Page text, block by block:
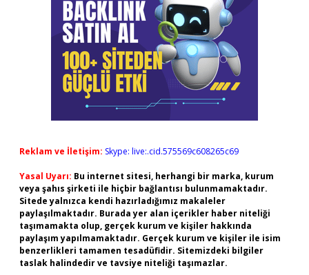
Reklam ve İletişim: Skype: live:.cid.575569c608265c69
Yasal Uyarı: Bu internet sitesi, herhangi bir marka, kurum
veya şahıs şirketi ile hiçbir bağlantısı bulunmamaktadır.
Sitede yalnızca kendi hazırladığımız makaleler
paylaşılmaktadır. Burada yer alan içerikler haber niteliği
taşımamakta olup, gerçek kurum ve kişiler hakkında
paylaşım yapılmamaktadır. Gerçek kurum ve kişiler ile isim
benzerlikleri tamamen tesadüfidir. Sitemizdeki bilgiler
taslak halindedir ve tavsiye niteliği taşımazlar.